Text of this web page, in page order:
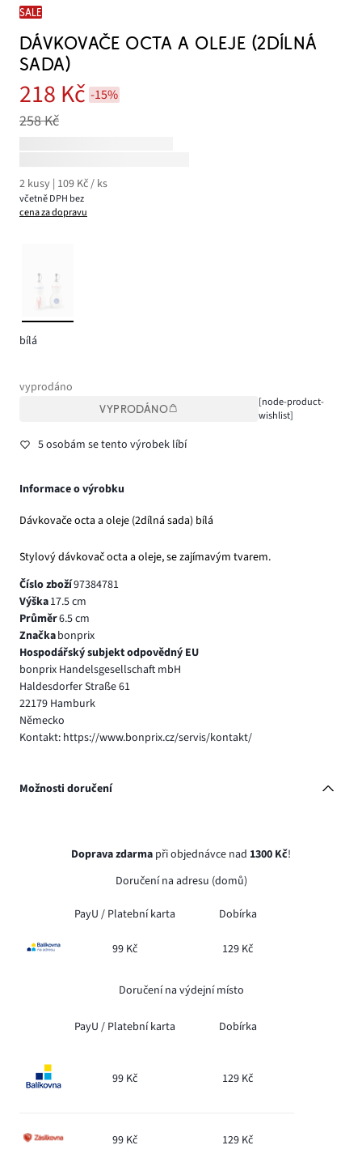
SALE
DÁVKOVAČE OCTA A OLEJE (2DÍLNÁ
SADA)
218 Kč -15%
258 Kč
2 kusy | 109 Kč / ks
včetně DPH bez
cena za dopravu
bílá
vyprodáno
VYPRODÁNO
[node-product-
wishlist]
5 osobám se tento výrobek líbí
Informace o výrobku
Dávkovače octa a oleje (2dílná sada) bílá
Stylový dávkovač octa a oleje, se zajímavým tvarem.
Číslo zboží97384781
Výška17.5 cm
Průměr6.5 cm
Značkabonprix
Hospodářský subjekt odpovědný EU
bonprix Handelsgesellschaft mbH
Haldesdorfer Straße 61
22179 Hamburk
Německo
Kontakt: https://www.bonprix.cz/servis/kontakt/
Možnosti doručení
Doprava zdarma při objednávce nad 1300 Kč!
Doručení na adresu (domů)
PayU / Platební karta Dobírka
99 Kč 129 Kč
Doručení na výdejní místo
PayU / Platební karta Dobírka
99 Kč 129 Kč
99 Kč 129 Kč